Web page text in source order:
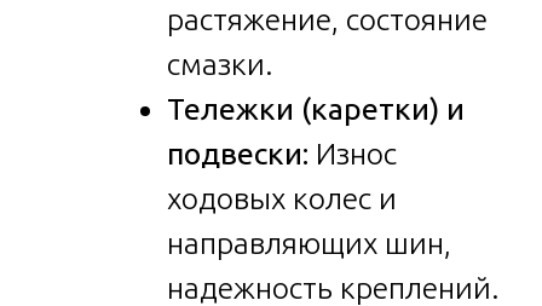
растяжение, состояние
смазки.
Тележки (каретки) и
подвески: Износ
ходовых колес и
направляющих шин,
надежность креплений.